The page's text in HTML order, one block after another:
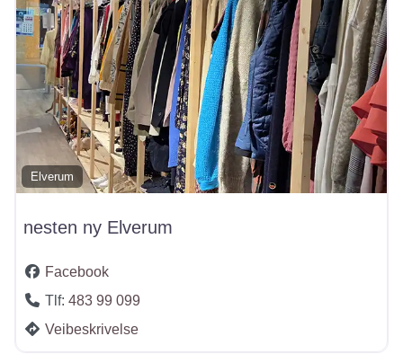
Elverum
nesten ny Elverum
Facebook
Tlf: 483 99 099
Veibeskrivelse